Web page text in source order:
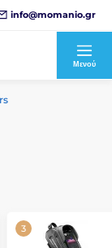
info@momanio.gr
Μενού